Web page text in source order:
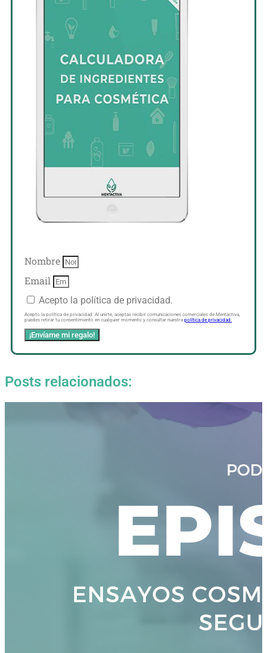
Nombre
Email
Acepto la política de privacidad.
Acepto la política de privacidad. Al unirte, aceptas recibir comunicaciones comerciales de Mentactiva,
puedes retirar tu consentimiento en cualquier momento y consultar nuestra política de privacidad.
¡Envíame mi regalo!
Posts relacionados: